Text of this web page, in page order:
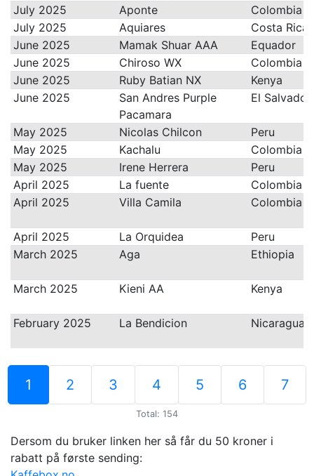
July 2025
Aponte
Colombia
July 2025
Aquiares
Costa Rica
June 2025
Mamak Shuar AAA
Equador
June 2025
Chiroso WX
Colombia
June 2025
Ruby Batian NX
Kenya
June 2025
San Andres Purple
Pacamara
El Salvador
May 2025 Nicolas Chilcon
Peru
May 2025
Kachalu
Colombia
May 2025
Irene Herrera
Peru
April 2025
La fuente
Colombia
April 2025
Villa Camila Colombia
April 2025 La Orquidea
Peru
March 2025
Aga Ethiopia
March 2025 Kieni AA Kenya
February 2025 La Bendicion Nicaragua
1 2 3 4 5 6 7
Total: 154
Dersom du bruker linken her så får du 50 kroner i
rabatt på første sending: